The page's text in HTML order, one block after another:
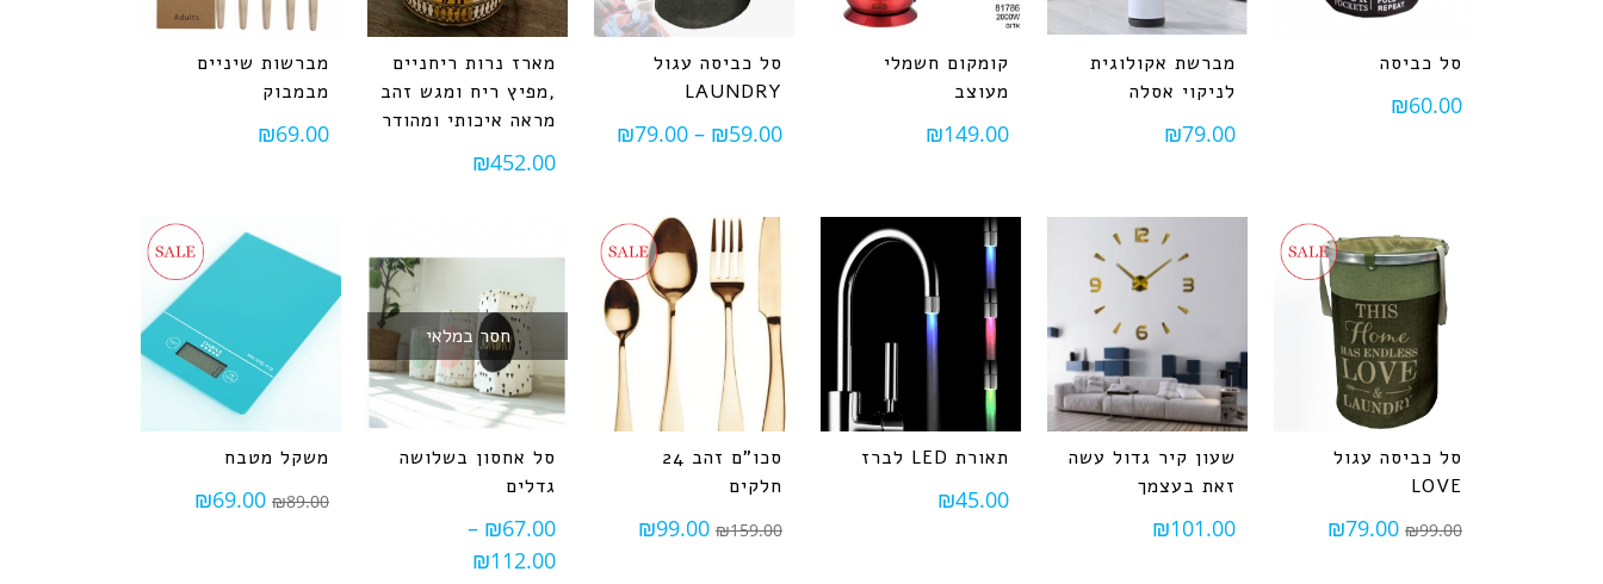
סל כביסה
₪60.00
מברשת אקולוגית
לניקוי אסלה
₪79.00
קומקום חשמלי
מעוצב
₪149.00
סל כביסה עגול
LAUNDRY
₪59.00
–
₪79.00
מארז נרות ריחניים
,מפיץ ריח ומגש זהב
מראה איכותי ומהודר
₪452.00
מברשות שיניים
מבמבוק
₪69.00
סל כביסה עגול
LOVE
₪99.00
₪79.00
שעון קיר גדול עשה
זאת בעצמך
₪101.00
תאורת LED לברז
₪45.00
סכו"ם זהב 24
חלקים
₪159.00
₪99.00
חסר במלאי
סל אחסון בשלושה
גדלים
₪67.00
–
₪112.00
משקל מטבח
₪89.00
₪69.00